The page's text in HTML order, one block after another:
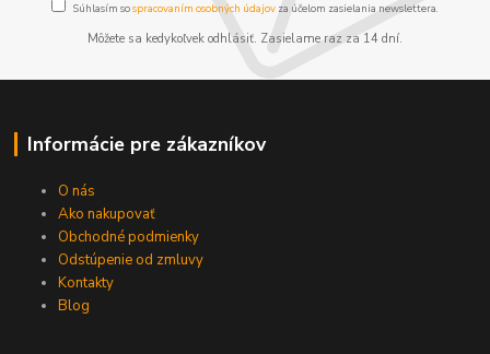
Súhlasím sospracovaním osobných údajov za účelom zasielania newslettera.
Môžete sa kedykoľvek odhlásiť. Zasielame raz za 14 dní.
Informácie pre zákazníkov
O nás
Ako nakupovať
Obchodné podmienky
Odstúpenie od zmluvy
Kontakty
Blog